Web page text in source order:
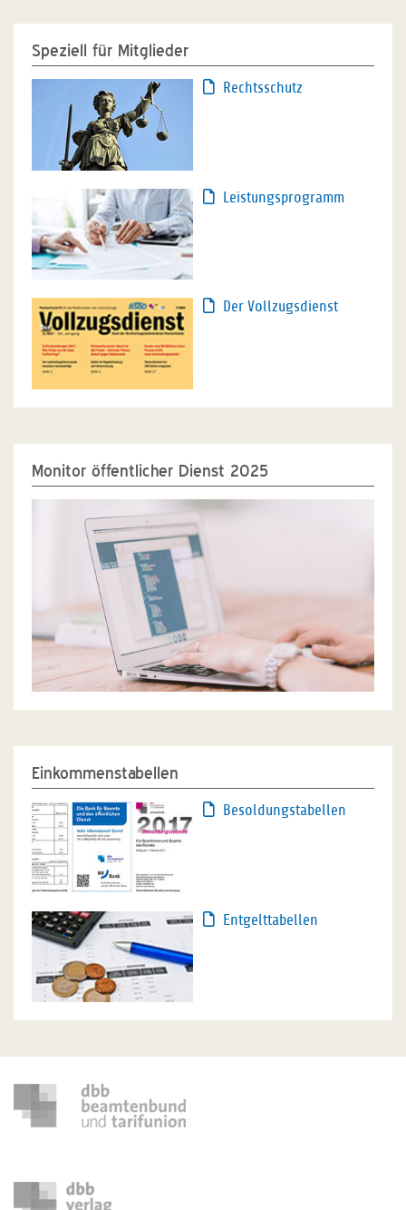
Speziell für Mitglieder
Rechtsschutz
Leistungsprogramm
Der Vollzugsdienst
Monitor öffentlicher Dienst 2025
Einkommenstabellen
Besoldungstabellen
Entgelttabellen